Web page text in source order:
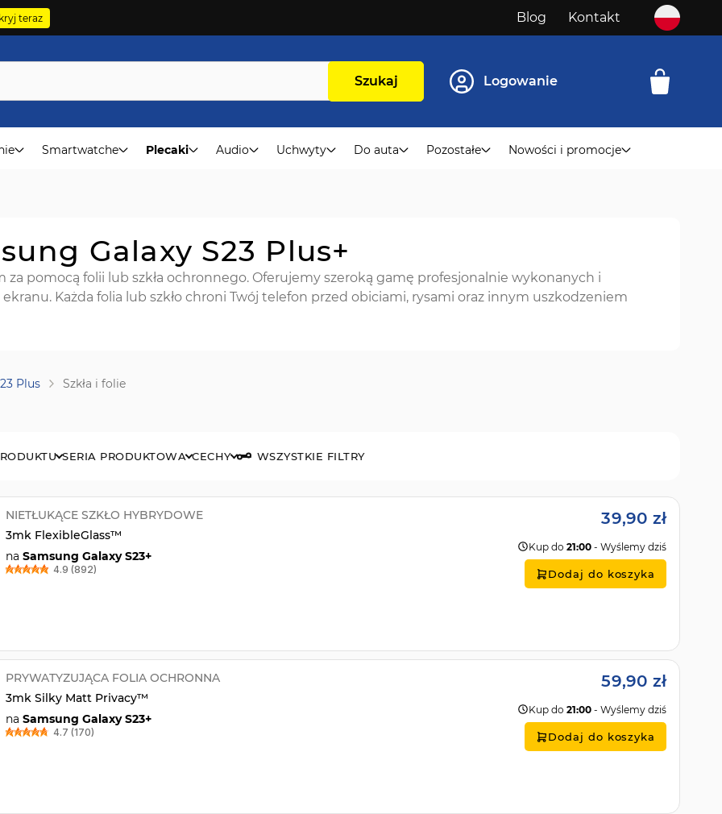
teraz Blog Kontakt
Szukaj Logowanie
Smartwatche Plecaki Audio Uchwyty Do auta Pozostałe Nowości i promocje
Galaxy S23 Plus+
za pomocą folii lub szkła ochronnego. Oferujemy szeroką gamę profesjonalnie wykonanych i
Każda folia lub szkło chroni Twój telefon przed obiciami, rysami oraz innym uszkodzeniem
Plus Szkła i folie
SERIA PRODUKTOWA CECHY WSZYSTKIE FILTRY
NIETŁUKĄCE SZKŁO HYBRYDOWE
3mk FlexibleGlass™
na Samsung Galaxy S23+
4.9 (892)
39,90 zł
Kup do 21:00 - Wyślemy dziś
Dodaj do koszyka
PRYWATYZUJĄCA FOLIA OCHRONNA
3mk Silky Matt Privacy™
na Samsung Galaxy S23+
4.7 (170)
59,90 zł
Kup do 21:00 - Wyślemy dziś
Dodaj do koszyka